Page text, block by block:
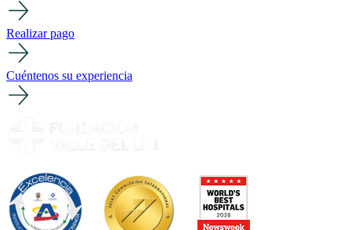
Realizar pago
Cuéntenos su experiencia